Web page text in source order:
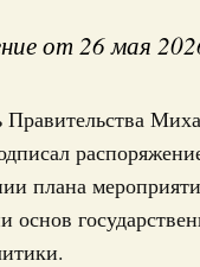
от 26 мая
Правительства
плана
основ